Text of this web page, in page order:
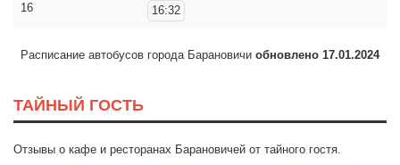
16 16:32
Расписание автобусов города Барановичи обновлено 17.01.2024
ТАЙНЫЙ ГОСТЬ
Отзывы о кафе и ресторанах Барановичей от тайного гостя.